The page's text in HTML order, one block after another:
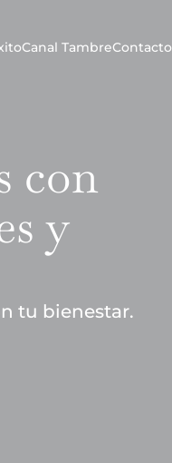
Canal TambreContacto
con
y
tu bienestar.